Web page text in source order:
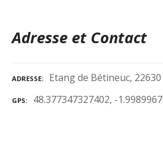
Adresse et Contact
ADRESSE Etang de Bétineuc,
GPS 48.377347327402, -